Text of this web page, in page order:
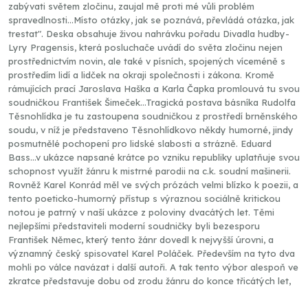
zabývati světem zločinu, zaujal mě proti mé vůli problém
spravedlnosti...Místo otázky, jak se poznává, převládá otázka, jak
trestat". Deska obsahuje živou nahrávku pořadu Divadla hudby-
Lyry Pragensis, která posluchače uvádí do světa zločinu nejen
prostřednictvím novin, ale také v písních, spojených víceméně s
prostředím lidí a lidček na okraji společnosti i zákona. Kromě
rámujících prací Jaroslava Haška a Karla Čapka promlouvá tu svou
soudničkou František Šimeček...Tragická postava básníka Rudolfa
Těsnohlídka je tu zastoupena soudničkou z prostředí brněnského
soudu, v níž je představeno Těsnohlídkovo někdy humorné, jindy
posmutnělé pochopení pro lidské slabosti a strázně. Eduard
Bass...v ukázce napsané krátce po vzniku republiky uplatňuje svou
schopnost využít žánru k mistrné parodii na c.k. soudní mašinerii.
Rovněž Karel Konrád měl ve svých prózách velmi blízko k poezii, a
tento poeticko-humorný přístup s výraznou sociálně kritickou
notou je patrný v naší ukázce z poloviny dvacátých let. Těmi
nejlepšími představiteli moderní soudničky byli bezesporu
František Němec, který tento žánr dovedl k nejvyšší úrovni, a
významný český spisovatel Karel Poláček. Především na tyto dva
mohli po válce navázat i další autoři. A tak tento výbor alespoň ve
zkratce představuje dobu od zrodu žánru do konce třicátých let,